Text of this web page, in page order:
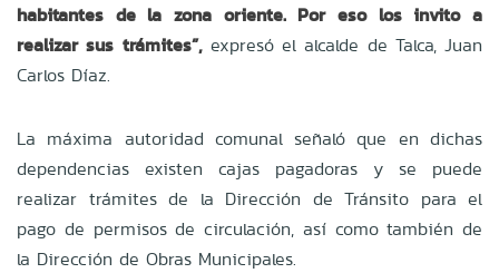
habitantes de la zona oriente. Por eso los invito a
realizar sus trámites”,expresó el alcalde de Talca, Juan
Carlos Díaz.
La máxima autoridad comunal señaló que en dichas
dependencias existen cajas pagadoras y se puede
realizar trámites de la Dirección de Tránsito para el
pago de permisos de circulación, así como también de
la Dirección de Obras Municipales.